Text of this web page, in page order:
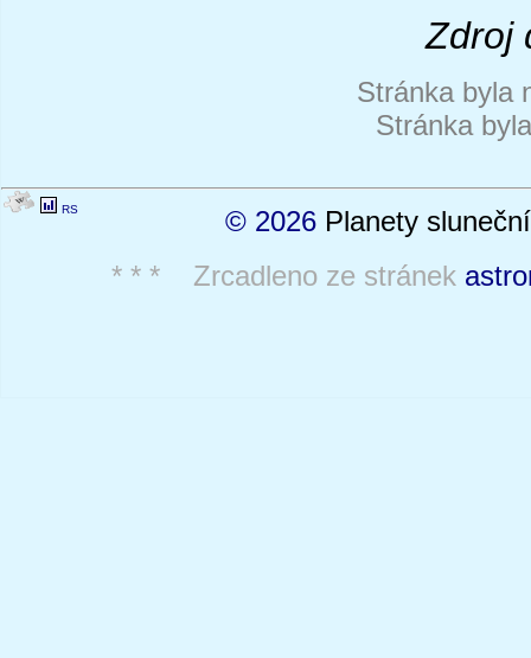
Zdroj
Stránka byla
Stránka
RS © 2026 Planety
* * * Zrcadleno ze stránek